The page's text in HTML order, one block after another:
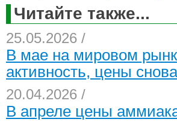
Читайте также...
25.05.2026 /
В мае на мировом
активность, цены
20.04.2026 /
В апреле цены